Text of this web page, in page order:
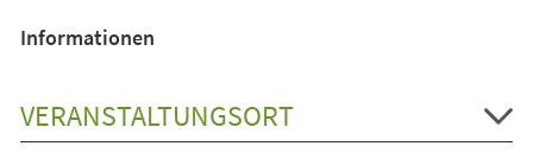
Informationen
VERANSTALTUNGSORT